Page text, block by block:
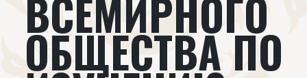
Издательство Новости
Проекты Подкасты
Книги Видеолекторий
ВСЕМИРНОГО
ОБЩЕСТВА ПО